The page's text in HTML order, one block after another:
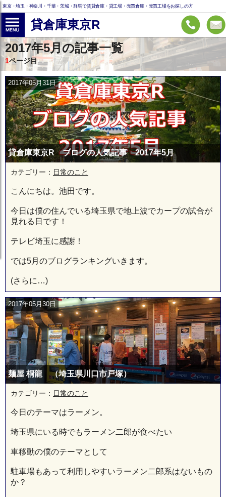
東京・埼玉・神奈川・千葉・茨城・群馬で賃貸倉庫・貸工場・売買倉庫・売買工場をお探しの方
貸倉庫東京R
2017年5月の記事一覧
1ページ目
2017年05月31日
貸倉庫東京R ブログの人気記事 2017年5月
カテゴリー： 日常のこと
こんにちは。池田です。
今日は僕の住んでいる埼玉県で地上波でカープの試合が
見れる日です！
テレビ埼玉に感謝！
では5月のブログランキングいきます。
(さらに…)
2017年05月30日
麺屋 桐龍 （埼玉県川口市戸塚）
カテゴリー： 日常のこと
今日のテーマはラーメン。
埼玉県にいる時でもラーメン二郎が食べたい
車移動の僕のテーマとして
駐車場もあって利用しやすいラーメン二郎系はないもの
か？